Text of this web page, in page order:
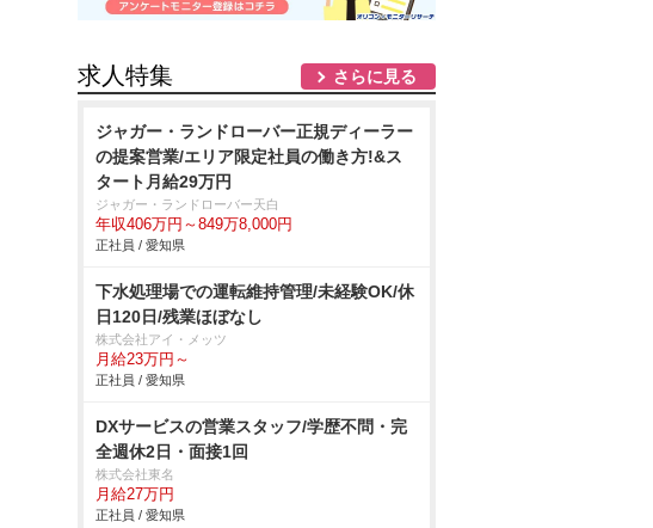
求人特集 さらに見る
ジャガー・ランドローバー正規ディーラー
の提案営業/エリア限定社員の働き方!&ス
タート月給29万円
ジャガー・ランドローバー天白
年収406万円～849万8,000円
正社員 / 愛知県
下水処理場での運転維持管理/未経験OK/休
日120日/残業ほぼなし
株式会社アイ・メッツ
月給23万円～
正社員 / 愛知県
DXサービスの営業スタッフ/学歴不問・完
全週休2日・面接1回
株式会社東名
月給27万円
正社員 / 愛知県